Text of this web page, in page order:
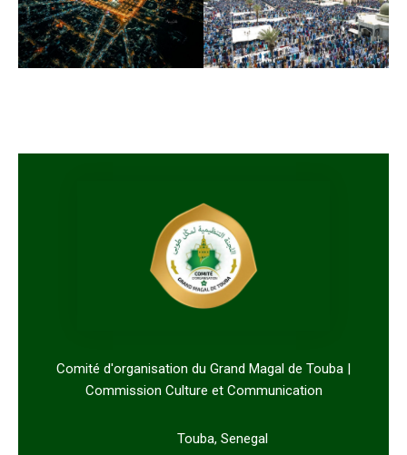
Comité d'organisation du Grand Magal de Touba |
Commission Culture et Communication
Touba, Senegal